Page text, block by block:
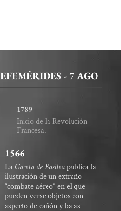
EFEMÉRIDES - 7 AGO
1789
Inicio de la Revolución
Francesa.
1566
La Gaceta de Basileapublica la
ilustración de un extraño
“combate aéreo” en el que
pueden verse objetos con
aspecto de cañón y balas